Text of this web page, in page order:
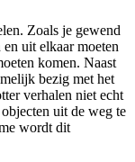
Zoals je gewend
uit elkaar moeten
komen. Naast
bezig met het
verhalen niet echt
uit de weg te
wordt dit